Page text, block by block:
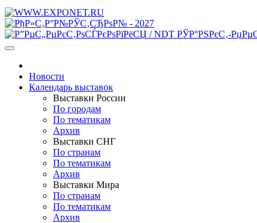
Новости
Календарь выставок
Выставки России
По городам
По тематикам
Архив
Выставки СНГ
По странам
По тематикам
Архив
Выставки Мира
По странам
По тематикам
Архив